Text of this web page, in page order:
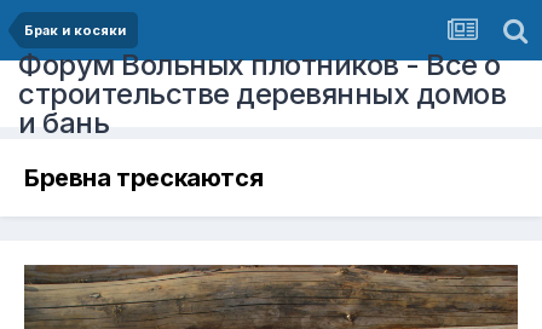
Брак и косяки
Форум Вольных плотников - Все о
строительстве деревянных домов
и бань
Бревна трескаются